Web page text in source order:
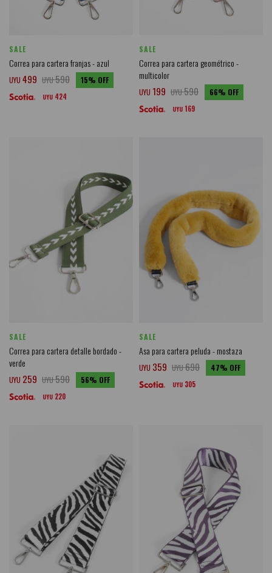
SALE
Correa para cartera franjas - azul
UYU 499 UYU590 15
UYU 424
SALE
Correa para cartera geométrico -
multicolor
UYU 199 UYU590 66
UYU 169
SALE
Correa para cartera detalle bordado -
verde
UYU 259 UYU590 56
UYU 220
SALE
Asa para cartera peluda - mostaza
UYU 359 UYU690 47
UYU 305